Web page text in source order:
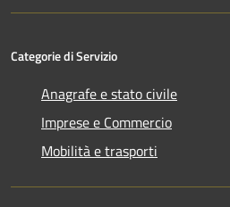
Categorie di Servizio
Anagrafe e stato civile
Imprese e Commercio
Mobilità e trasporti